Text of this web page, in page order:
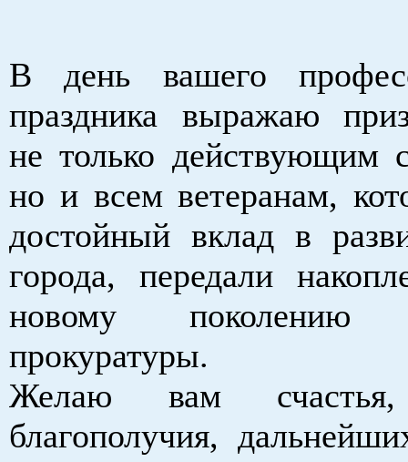
В день вашего
праздника выражаю
не только действующим
но и всем ветеранам,
достойный вклад в
города, передали
новому поколению
прокуратуры.
Желаю вам счастья,
благополучия,